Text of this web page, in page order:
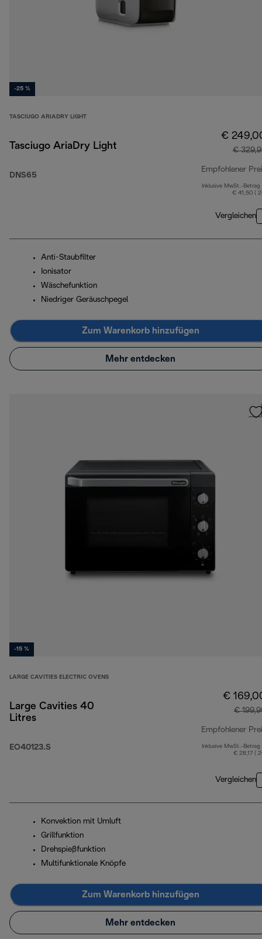
-25 %
TASCIUGO ARIADRY LIGHT
Tasciugo AriaDry Light
DNS65
€
€
Empfohlener
Inklusive MwSt.-Betrag
€ 41,50 (
Vergleichen
Anti-Staubfilter
Ionisator
Wäschefunktion
Niedriger Geräuschpegel
Zum Warenkorb hinzufügen
Mehr entdecken
-15 %
LARGE CAVITIES ELECTRIC OVENS
Large Cavities 40
Litres
EO40123.S
€
€
Empfohlener
Inklusive MwSt.-Betrag
€ 28,17 (
Vergleichen
Konvektion mit Umluft
Grillfunktion
Drehspießfunktion
Multifunktionale Knöpfe
Zum Warenkorb hinzufügen
Mehr entdecken